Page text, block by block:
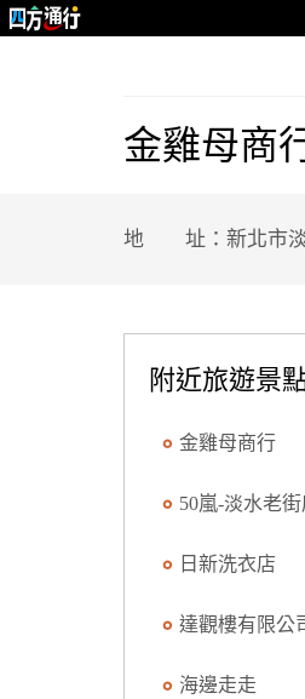
金雞母商
地 址：新北市淡
附近旅遊景
金雞母商行
50嵐-淡水老街
日新洗衣店
達觀樓有限公
海邊走走